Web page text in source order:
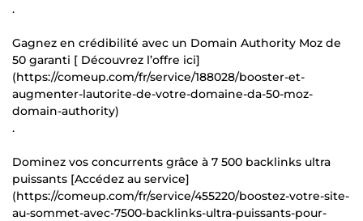
.
Gagnez en crédibilité avec un Domain Authority Moz de
50 garanti [ Découvrez l’offre ici]
(https://comeup.com/fr/service/188028/booster-et-
augmenter-lautorite-de-votre-domaine-da-50-moz-
domain-authority)
.
Dominez vos concurrents grâce à 7 500 backlinks ultra
puissants [Accédez au service]
(https://comeup.com/fr/service/455220/boostez-votre-site-
au-sommet-avec-7500-backlinks-ultra-puissants-pour-